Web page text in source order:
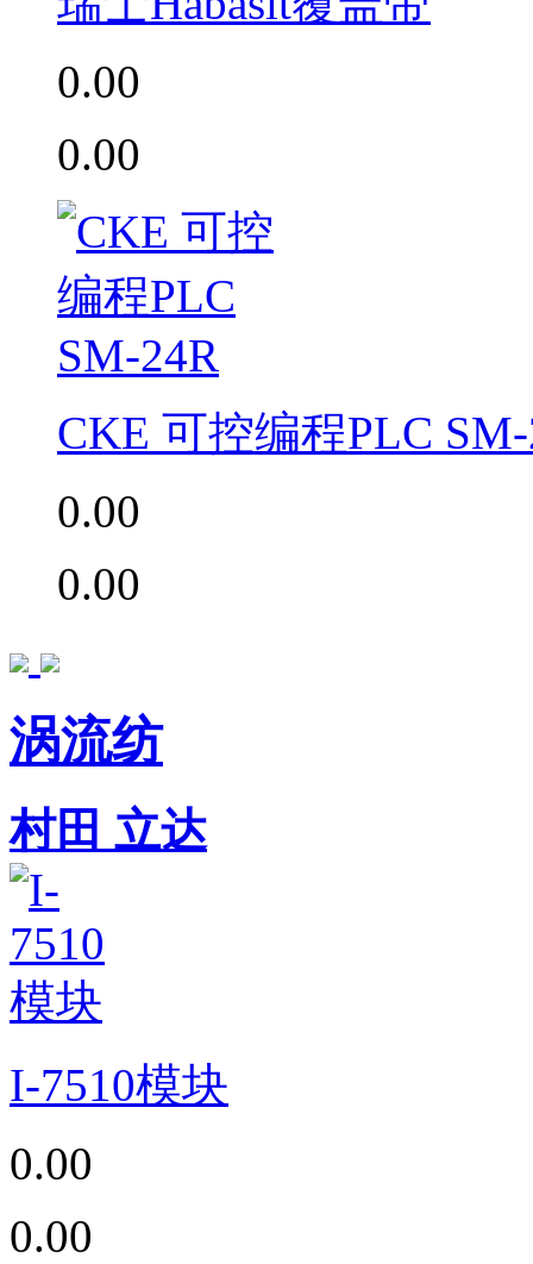
0.00
0.00
CKE 可控编程PLC
0.00
0.00
涡流纺
村田 立达
I-7510模块
0.00
0.00